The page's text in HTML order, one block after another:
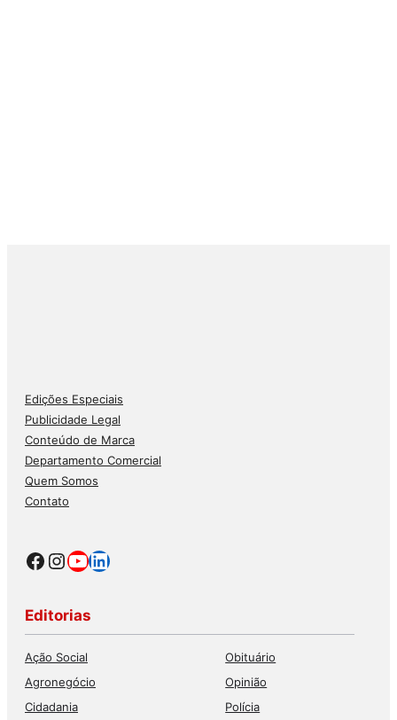
Edições Especiais
Publicidade Legal
Conteúdo de Marca
Departamento Comercial
Quem Somos
Contato
Facebook
Instagram
Youtube
LinkedIn
Editorias
Ação Social
Agronegócio
Cidadania
Obituário
Opinião
Polícia